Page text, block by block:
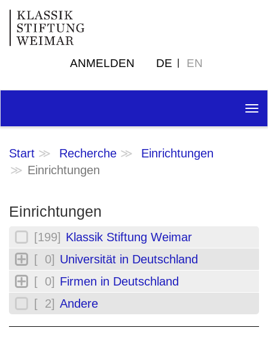
ANMELDEN DE EN
Start Recherche
Einrichtungen
Einrichtungen
Einrichtungen
[199] Klassik Stiftung Weimar
[ 0] Universität in Deutschland
[ 0] Firmen in Deutschland
[ 2] Andere